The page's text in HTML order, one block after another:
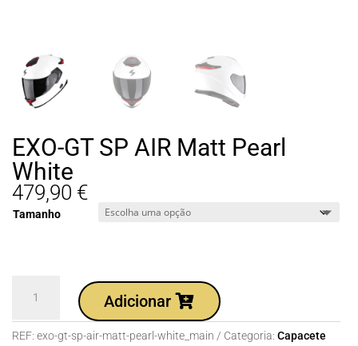
EXO-GT SP AIR Matt Pearl
White
479,90 €
Tamanho
EXO-
GT
Adicionar
REF: exo-gt-sp-air-matt-pearl-white_main Categoria: Capacete